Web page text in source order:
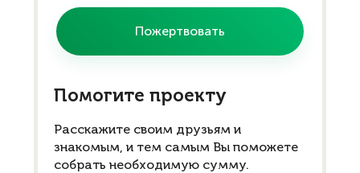
Пожертвовать
Помогите проекту
Расскажите своим друзьям и
знакомым, и тем самым Вы поможете
собрать необходимую сумму.